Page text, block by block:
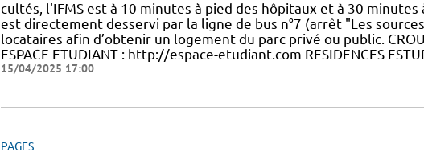
cultés, l'IFMS est à 10 minutes à pied des hôpitaux et à 30
est directement desservi par la ligne de bus n°7 (arrêt "Les
locataires afin d’obtenir un logement du parc privé ou public.
ESPACE ETUDIANT : http://espace-etudiant.com RESIDENCES
15/04/2025 17:00
PAGES